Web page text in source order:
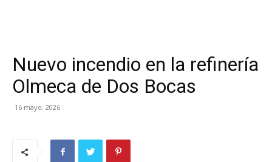
Nuevo incendio en la refinería
Olmeca de Dos Bocas
16 mayo, 2026